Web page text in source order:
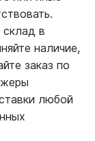
склад в
наличие,
заказ по
любой